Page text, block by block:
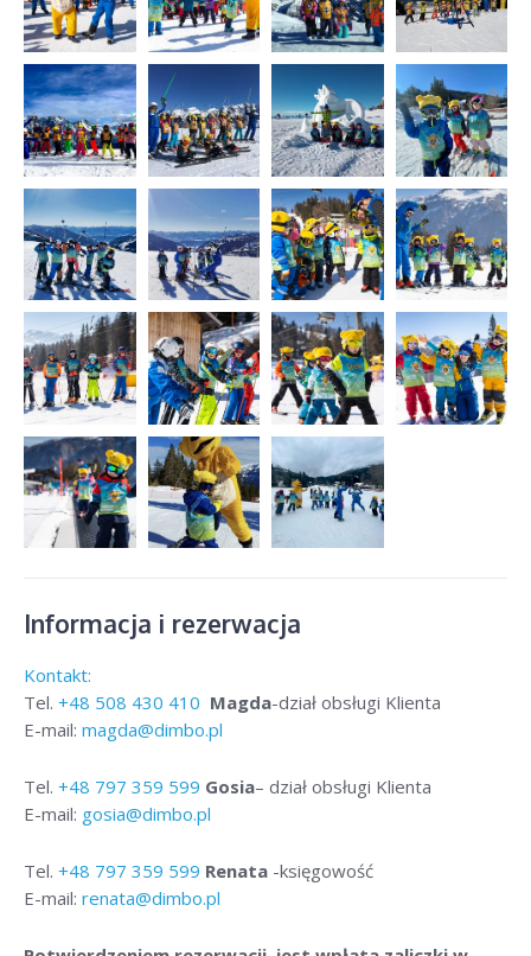
Informacja i rezerwacja
Kontakt:
Tel. +48 508 430 410 Magda-dział obsługi Klienta
E-mail: magda@dimbo.pl
Tel. +48 797 359 599 Gosia– dział obsługi Klienta
E-mail: gosia@dimbo.pl
Tel. +48 797 359 599 Renata -księgowość
E-mail: renata@dimbo.pl